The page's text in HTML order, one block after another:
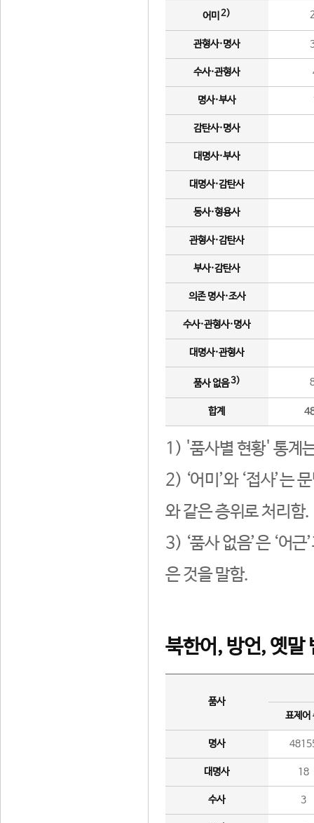
어미 2)
관형사·명사
수사·관형사
명사·부사
감탄사·명사
대명사·부사
대명사·감탄사
동사·형용사
관형사·감탄사
부사·감탄사
의존 명사·조사
수사·관형사·명사
대명사·관형사
품사 없음3)
합계
1) '품사별 현황' 통계
2) ‘어미’와 ‘접사’는
와 같은 층위로 처리함.
3) ‘품사 없음’은 ‘어
은 것을 말함.
북한어, 방언, 옛말
품사
표제어
명사
대명사 18
수사 3